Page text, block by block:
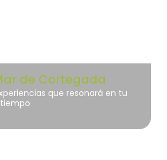
de Cortegada
que resonará en tu